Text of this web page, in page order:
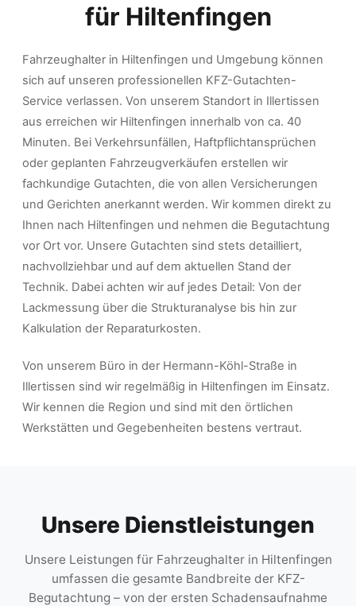
für Hiltenfingen
Fahrzeughalter in Hiltenfingen und Umgebung können
sich auf unseren professionellen KFZ-Gutachten-
Service verlassen. Von unserem Standort in Illertissen
aus erreichen wir Hiltenfingen innerhalb von ca. 40
Minuten. Bei Verkehrsunfällen, Haftpflichtansprüchen
oder geplanten Fahrzeugverkäufen erstellen wir
fachkundige Gutachten, die von allen Versicherungen
und Gerichten anerkannt werden. Wir kommen direkt zu
Ihnen nach Hiltenfingen und nehmen die Begutachtung
vor Ort vor. Unsere Gutachten sind stets detailliert,
nachvollziehbar und auf dem aktuellen Stand der
Technik. Dabei achten wir auf jedes Detail: Von der
Lackmessung über die Strukturanalyse bis hin zur
Kalkulation der Reparaturkosten.
Von unserem Büro in der Hermann-Köhl-Straße in
Illertissen sind wir regelmäßig in Hiltenfingen im Einsatz.
Wir kennen die Region und sind mit den örtlichen
Werkstätten und Gegebenheiten bestens vertraut.
Unsere Dienstleistungen
Unsere Leistungen für Fahrzeughalter in Hiltenfingen
umfassen die gesamte Bandbreite der KFZ-
Begutachtung – von der ersten Schadensaufnahme